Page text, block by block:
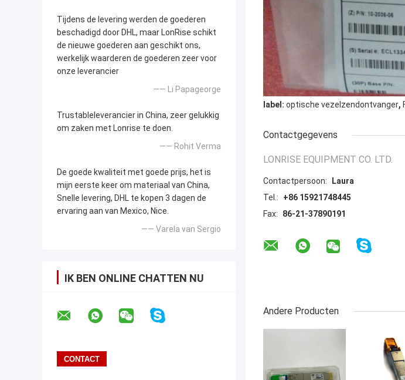
Tijdens de levering werden de goederen
beschadigd door DHL, maar LonRise schikt
de nieuwe goederen aan geschikt ons,
werkelijk waarderen de goederen zeer voor
onze leverancier
—— Li Papageorge
Trustableleverancier in China, zeer gelukkig
om zaken met Lonrise te doen.
—— Rohit Verma
De goede kwaliteit met goede prijs, het is
mijn eerste keer om materiaal van China,
Snelle levering, DHL te kopen 3 dagen de
ervaring aan van Mexico, Nice.
—— Varela van Sergio
IK BEN ONLINE CHATTEN NU
label: optische vezelzendontvanger,
Contactgegevens
LONRISE EQUIPMENT CO. LTD.
Contactpersoon:
Laura
Tel.:
+86 15921748445
Fax:
86-21-37890191
Andere Producten